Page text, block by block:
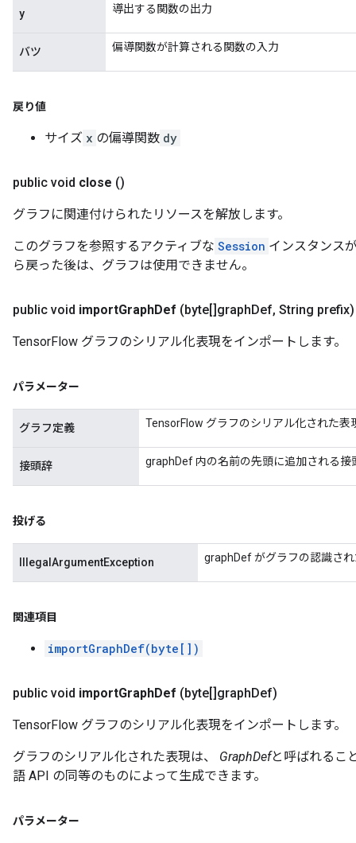
y 導出する関数の出力
バツ 偏導関数が計算される関数の入力
戻り値
サイズ x の偏導関数 dy
public void close ()
グラフに関連付けられたリソースを解放します。
このグラフを参照するアクティブな Session インスタンス
ら戻った後は、グラフは使用できません。
public void importGraphDef (byte[]graphDef, String prefix)
TensorFlow グラフのシリアル化表現をインポートします。
パラメーター
グラフ定義 TensorFlow グラフのシリアル化された表
接頭辞 graphDef 内の名前の先頭に追加される接
投げる
IllegalArgumentException graphDef がグラフの認識さ
関連項目
importGraphDef(byte[])
public void importGraphDef (byte[]graphDef)
TensorFlow グラフのシリアル化表現をインポートします。
グラフのシリアル化された表現は、 GraphDefと呼ばれるこ
語 API の同等のものによって生成できます。
パラメーター